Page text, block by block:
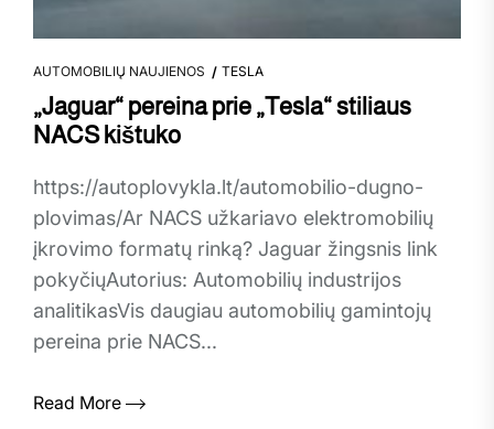
AUTOMOBILIŲ NAUJIENOS TESLA
„Jaguar“ pereina prie „Tesla“ stiliaus
NACS kištuko
https://autoplovykla.lt/automobilio-dugno-
plovimas/Ar NACS užkariavo elektromobilių
įkrovimo formatų rinką? Jaguar žingsnis link
pokyčiųAutorius: Automobilių industrijos
analitikasVis daugiau automobilių gamintojų
pereina prie NACS...
Read More